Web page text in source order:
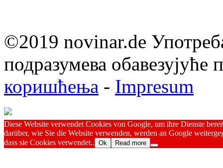
©2019 novinar.de
подразумева обавезујуће
коришћења - Impresum
Diese Website verwendet Cookies von Google, um ihre Dienste
darüber, wie Sie die Website verwenden, werden an Google
dass sie Cookies verwendet.. Ok Read more